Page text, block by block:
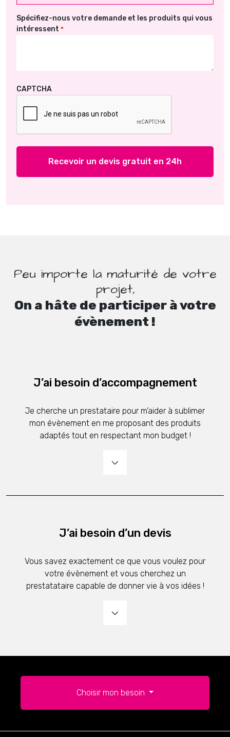
Spécifiez-nous votre demande et les produits qui vous
intéressent *
CAPTCHA
Peu importe la maturité de votre
projet,
On a hâte de participer à votre
évènement !
J’ai besoin d’accompagnement
Je cherche un prestataire pour m’aider à sublimer
mon évènement en me proposant des produits
adaptés tout en respectant mon budget !
J’ai besoin d’un devis
Vous savez exactement ce que vous voulez pour
votre évènement et vous cherchez un
prestatataire capable de donner vie à vos idées !
Choisir mon besoin